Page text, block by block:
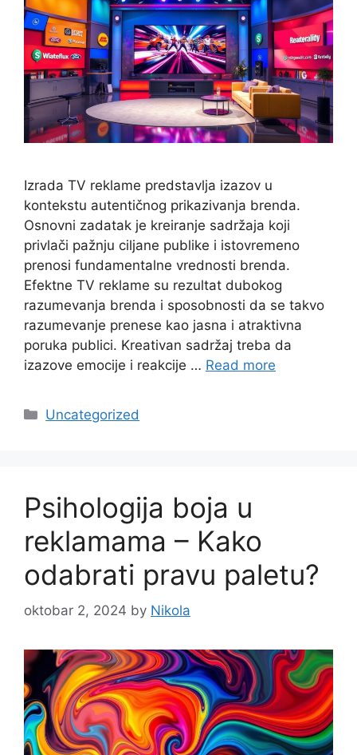
Izrada TV reklame predstavlja izazov u
kontekstu autentičnog prikazivanja brenda.
Osnovni zadatak je kreiranje sadržaja koji
privlači pažnju ciljane publike i istovremeno
prenosi fundamentalne vrednosti brenda.
Efektne TV reklame su rezultat dubokog
razumevanja brenda i sposobnosti da se takvo
razumevanje prenese kao jasna i atraktivna
poruka publici. Kreativan sadržaj treba da
izazove emocije i reakcije … Read more
Categories
Uncategorized
Psihologija boja u
reklamama – Kako
odabrati pravu paletu?
oktobar 2, 2024 by Nikola